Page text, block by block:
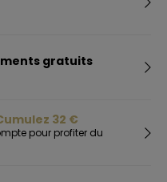
gratuits
32 €
pour profiter du